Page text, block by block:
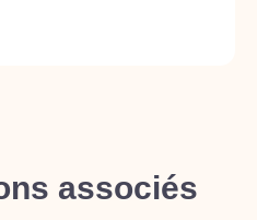
associés